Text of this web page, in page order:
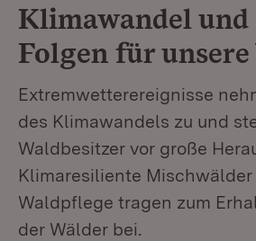
Klimawandel und
Folgen für
Extremwetterereignisse
des Klimawandels zu und
Waldbesitzer vor große
Klimaresiliente
Waldpflege tragen zum
der Wälder bei.